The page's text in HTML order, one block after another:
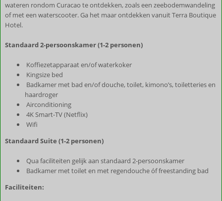
wateren rondom Curacao te ontdekken, zoals een zeebodemwandeling
of met een waterscooter. Ga het maar ontdekken vanuit Terra Boutique
Hotel.
Standaard 2-persoonskamer (1-2 personen)
Koffiezetapparaat en/of waterkoker
Kingsize bed
Badkamer met bad en/of douche, toilet, kimono’s, toiletteries en
haardroger
Airconditioning
4K Smart-TV (Netflix)
Wifi
Standaard Suite (1-2 personen)
Qua faciliteiten gelijk aan standaard 2-persoonskamer
Badkamer met toilet en met regendouche óf freestanding bad
Faciliteiten: